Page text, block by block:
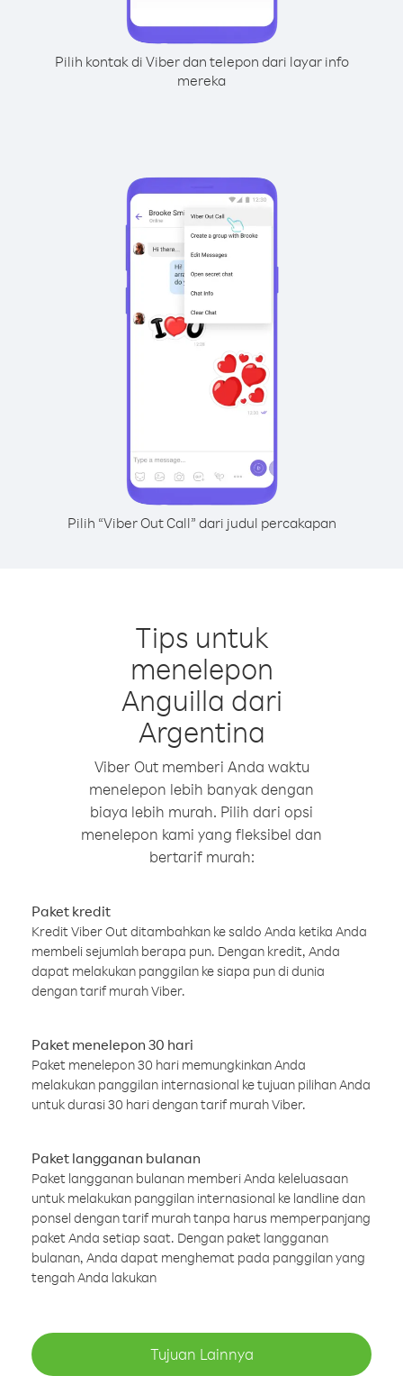
Pilih kontak di Viber dan telepon dari layar info
mereka
Pilih “Viber Out Call” dari judul percakapan
Tips untuk
menelepon
Anguilla dari
Argentina
Viber Out memberi Anda waktu
menelepon lebih banyak dengan
biaya lebih murah. Pilih dari opsi
menelepon kami yang fleksibel dan
bertarif murah:
Paket kredit
Kredit Viber Out ditambahkan ke saldo Anda ketika Anda
membeli sejumlah berapa pun. Dengan kredit, Anda
dapat melakukan panggilan ke siapa pun di dunia
dengan tarif murah Viber.
Paket menelepon 30 hari
Paket menelepon 30 hari memungkinkan Anda
melakukan panggilan internasional ke tujuan pilihan Anda
untuk durasi 30 hari dengan tarif murah Viber.
Paket langganan bulanan
Paket langganan bulanan memberi Anda keleluasaan
untuk melakukan panggilan internasional ke landline dan
ponsel dengan tarif murah tanpa harus memperpanjang
paket Anda setiap saat. Dengan paket langganan
bulanan, Anda dapat menghemat pada panggilan yang
tengah Anda lakukan
Tujuan Lainnya